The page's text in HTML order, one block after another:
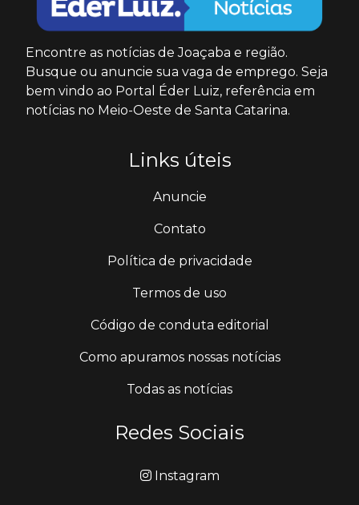
Encontre as notícias de Joaçaba e região.
Busque ou anuncie sua vaga de emprego. Seja
bem vindo ao Portal Éder Luiz, referência em
notícias no Meio-Oeste de Santa Catarina.
Links úteis
Anuncie
Contato
Política de privacidade
Termos de uso
Código de conduta editorial
Como apuramos nossas notícias
Todas as notícias
Redes Sociais
Instagram